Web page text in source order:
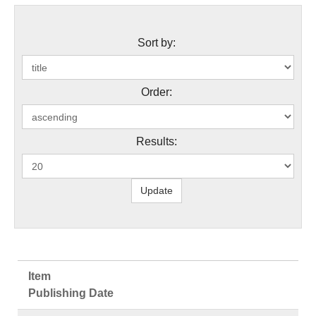
Sort by:
Order:
Results:
Item
Publishing Date